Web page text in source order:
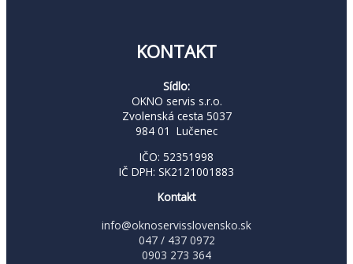
KONTAKT
Sídlo:
OKNO servis s.r.o.
Zvolenská cesta 5037
984 01 Lučenec
IČO: 52351998
IČ DPH: SK2121001883
Kontakt
info@oknoservisslovensko.sk
047 / 437 0972
0903 273 364